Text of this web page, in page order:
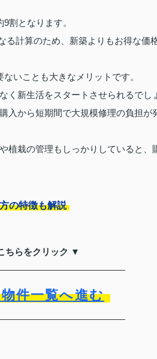
割となります。
る計算のため、新築よりもお得な価
いことも大きなメリットです。
く新生活をスタートさせられるでし
入から短期間で大規模修理の負担が
植栽の管理もしっかりしていると、
の特徴も解説
ちらをクリック ▼
件一覧へ進む